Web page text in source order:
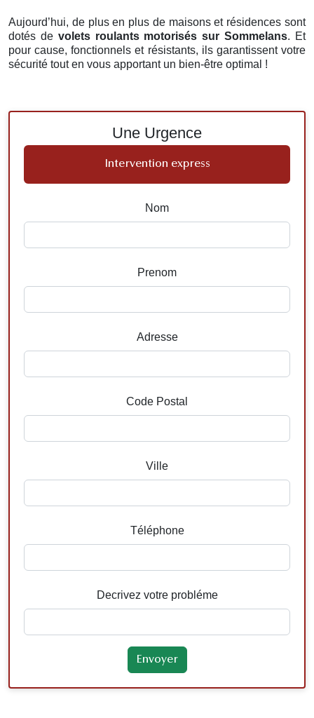
Aujourd’hui, de plus en plus de maisons et résidences sont
dotés de volets roulants motorisés sur Sommelans. Et
pour cause, fonctionnels et résistants, ils garantissent votre
sécurité tout en vous apportant un bien-être optimal !
Une Urgence
Intervention express
Nom
Prenom
Adresse
Code Postal
Ville
Téléphone
Decrivez votre probléme